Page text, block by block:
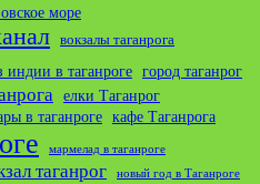
море
вокзалы таганрога
индии в таганроге город таганрог
елки Таганрог
в таганроге кафе Таганрога
мармелад в таганроге
таганрог новый год в Таганроге